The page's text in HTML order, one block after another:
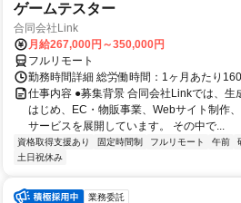
ゲームテスター
合同会社Link
月給267,000円～350,000円
フルリモート
勤務時間詳細 総労働時間：1ヶ月あたり
仕事内容 ●募集背景 合同会社Linkでは、
はじめ、EC・物販事業、Webサイト制作
サービスを展開しています。 その中で...
資格取得支援あり 固定時間制 フルリモート 午前
土日祝休み
業務委託